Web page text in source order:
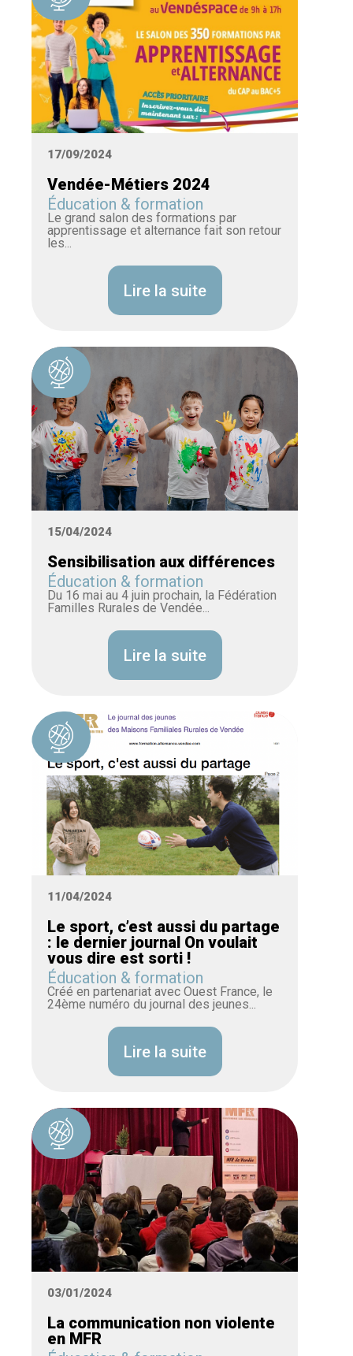
Vendée-Métiers 2024
Éducation & formation
Le grand salon des formations par
apprentissage et alternance fait son retour
les...
17/09/2024
Lire la suite
Sensibilisation aux différences
Éducation & formation
Du 16 mai au 4 juin prochain, la Fédération
Familles Rurales de Vendée...
15/04/2024
Lire la suite
Le sport, c’est aussi du partage
: le dernier journal On voulait
vous dire est sorti !
Éducation & formation
Créé en partenariat avec Ouest France, le
24ème numéro du journal des jeunes...
11/04/2024
Lire la suite
La communication non violente
en MFR
03/01/2024